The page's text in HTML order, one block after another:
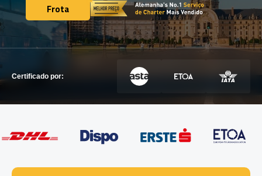
ENTRE EM CONTACTO
ENTRE EM CONTACTO
Frota
Frota
Certificado por: